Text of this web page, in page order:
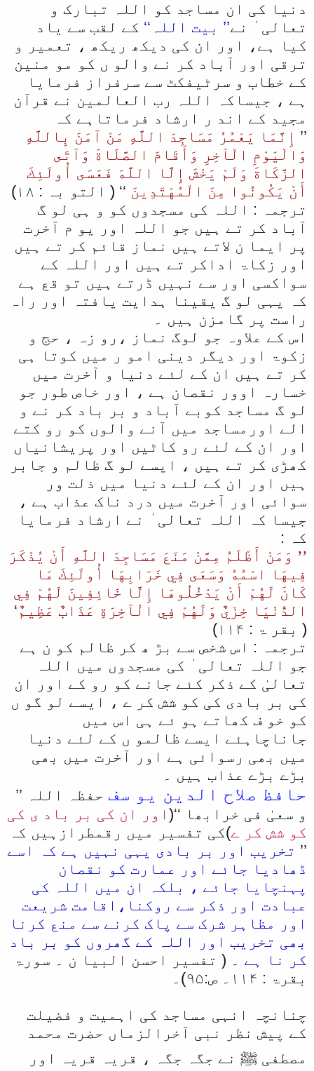
دنیا کی ان مساجد کو اللہ تبارک و
تعالی ٰ نے’’ بیت اللہ‘‘ کے لقب سے یاد
کیا ہے، اور ان کی دیکھ ریکھ ، تعمیر و
ترقی اور آباد کر نے والو ں کو مو منین
کے خطاب و سرٹیفکٹ سے سرفراز فرمایا
ہے ، جیساکہ اللہ رب العالمین نے قرآن
مجید کے اند ر ارشاد فرماتاہے کہ
’’ إِنَّمَا يَعْمُرُ مَسَاجِدَ اللَّهِ مَنْ آمَنَ بِاللَّهِ
وَالْيَوْمِ الْآخِرِ وَأَقَامَ الصَّلَاةَ وَآتَى
الزَّكَاةَ وَلَمْ يَخْشَ إِلَّا اللَّهَ فَعَسَى أُولَئِكَ
أَنْ يَكُونُوا مِنَ الْمُهْتَدِينَ ‘‘ ( التو بہ : ۱۸)
ترجمہ : اللہ کی مسجدوں کو و ہی لو گ
آباد کر تے ہیں جو اللہ اور یو م آخرت
پر ایما ن لاتے ہیں نماز قائم کر تے ہیں
اور زکاۃ اداکر تے ہیں اور اللہ کے
سواکسی اور سے نہیں ڈرتے ہیں تو قع ہے
کہ یہی لو گ یقینا ہدایت یافتہ اور راہ
راست پر گامزن ہیں ۔
اس کے علاوہ جو لوگ نماز ،رو زہ ، حج و
زکوۃ اور دیگر دینی امو ر میں کوتا ہی
کر تے ہیں ان کے لئے دنیا و آخرت میں
خسارہ اوور نقصان ہے ، اور خاص طور جو
لو گ مساجد کوبے آباد و بر باد کر نے و
الے اورمساجد میں آنے والوں کو رو کتے
اور ان کے لئے رو کاٹیں اور پریشانیاں
کھڑی کر تے ہیں ، ایسے لو گ ظالم و جابر
ہیں اور ان کے لئے دنیا میں ذلت ور
سوائی اور آخرت میں درد ناک عذاب ہے ،
جیسا کہ اللہ تعالی ٰ نے ارشاد فرمایا
کہ :
’’ وَمَنْ أَظْلَمُ مِمَّنْ مَنَعَ مَسَاجِدَ اللَّهِ أَنْ يُذْكَرَ
فِيهَا اسْمُهُ وَسَعَى فِي خَرَابِهَا أُولَئِكَ مَا
كَانَ لَهُمْ أَنْ يَدْخُلُوهَا إِلَّا خَائِفِينَ لَهُمْ فِي
الدُّنْيَا خِزْيٌ وَلَهُمْ فِي الْآخِرَةِ عَذَابٌ عَظِيمٌ‘
( بقر ۃ : ۱۱۴)
ترجمہ : اس شخص سے بڑ ھ کر ظالم کو ن ہے
جو اللہ تعالی ٰ کی مسجدوں میں اللہ
تعالیٰ کے ذکر کئے جانے کو رو کے اور ان
کی بر بادی کی کو شش کر ے ، ایسے لو گو ں
کو خو ف کھاتے ہو ئے ہی اس میں
جاناچاہئے ایسے ظالمو ں کے لئے دنیا
میں بھی رسوائی ہے اور آخرت میں بھی
بڑے بڑے عذاب ہیں ۔
حافظ صلاح الدین یو سف حفظہ اللہ ’’
و سعیٰ فی خرابھا ‘‘( اور ان کی بر باد ی کی
کو شش کر ے)کی تفسیر میں رقمطرازہیں کہ
’’ تخریب اور بر بادی یہی نہیں ہے کہ اسے
ڈھادیا جائے اور عمارت کو نقصان
پہنچایا جائے ، بلکہ ان میں اللہ کی
عبادت اور ذکر سے روکنا،اقامت شریعت
اور مظاہر شرک سے پاک کرنے سے منع کرنا
بھی تخریب اور اللہ کے گھروں کو بر باد
کر نا ہے ۔ ( تفسیر احسن البیا ن ۔ سورۃ
بقرۃ : ۱۱۴۔ ص:۹۵)۔
چنانچہ انہی مساجد کی اہمیت و فضیلت
کے پیش نظر نبی آخرالزماں حضرت محمد
مصطفی ﷺ نے جگہ جگہ ، قریہ قریہ اور